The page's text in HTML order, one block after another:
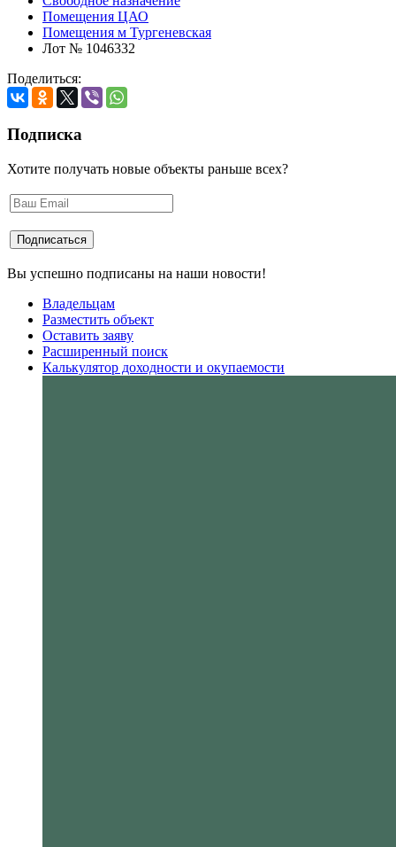
Помещения ЦАО
Помещения м Тургеневская
Лот № 1046332
Поделиться:
Подписка
Хотите получать новые объекты раньше всех?
Вы успешно подписаны на наши новости!
Владельцам
Разместить объект
Оставить заяву
Расширенный поиск
Калькулятор доходности и окупаемости